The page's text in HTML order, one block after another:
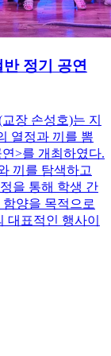
정기 공연
장 손성호)는 지
열정과 끼를 뽐
>를 개최하였다.
끼를 탐색하고
을 통해 학생 간
양을 목적으로
대표적인 행사이